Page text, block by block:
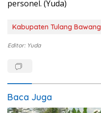
personel. (Yuda)
Kabupaten Tulang Bawang
Editor: Yuda
Baca Juga